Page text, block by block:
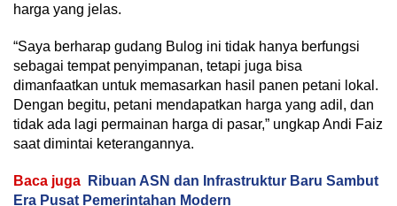
harga yang jelas.
“Saya berharap gudang Bulog ini tidak hanya berfungsi
sebagai tempat penyimpanan, tetapi juga bisa
dimanfaatkan untuk memasarkan hasil panen petani lokal.
Dengan begitu, petani mendapatkan harga yang adil, dan
tidak ada lagi permainan harga di pasar,” ungkap Andi Faiz
saat dimintai keterangannya.
Baca juga
Ribuan ASN dan Infrastruktur Baru Sambut
Era Pusat Pemerintahan Modern